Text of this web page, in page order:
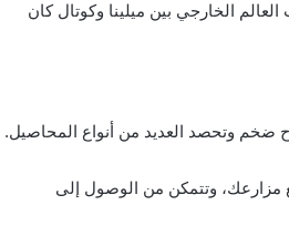
الخارجي بين ميلينا وكوتال كان
مزارعك، وتتمكن من الوصول إلى